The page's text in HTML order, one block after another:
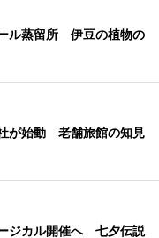
ル蒸留所 伊豆の植物の
が始動 老舗旅館の知見
ジカル開催へ 七夕伝説